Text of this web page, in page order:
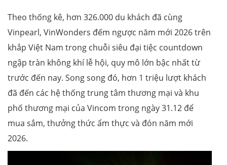
Theo thống kê, hơn 326.000 du khách đã cùng
Vinpearl, VinWonders đếm ngược năm mới 2026 trên
khắp Việt Nam trong chuỗi siêu đại tiệc countdown
ngập tràn không khí lễ hội, quy mô lớn bậc nhất từ
trước đến nay. Song song đó, hơn 1 triệu lượt khách
đã đến các hệ thống trung tâm thương mại và khu
phố thương mại của Vincom trong ngày 31.12 để
mua sắm, thưởng thức ẩm thực và đón năm mới
2026.